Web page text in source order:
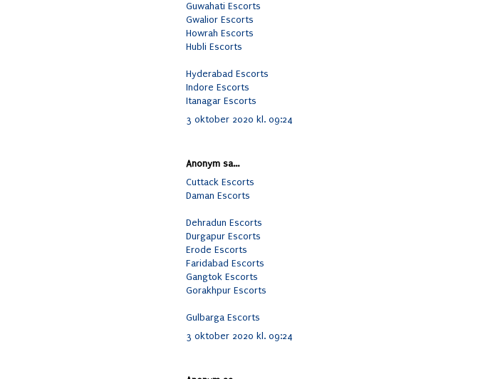
Guwahati Escorts
Gwalior Escorts
Howrah Escorts
Hubli Escorts
Hyderabad Escorts
Indore Escorts
Itanagar Escorts
3 oktober 2020 kl. 09:24
Anonym sa...
Cuttack Escorts
Daman Escorts
Dehradun Escorts
Durgapur Escorts
Erode Escorts
Faridabad Escorts
Gangtok Escorts
Gorakhpur Escorts
Gulbarga Escorts
3 oktober 2020 kl. 09:24